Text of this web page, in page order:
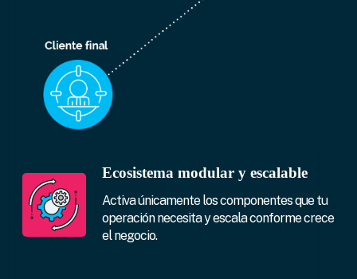
Ecosistema modular y escalable
Activa únicamente los componentes que tu
operación necesita y escala conforme crece
el negocio.